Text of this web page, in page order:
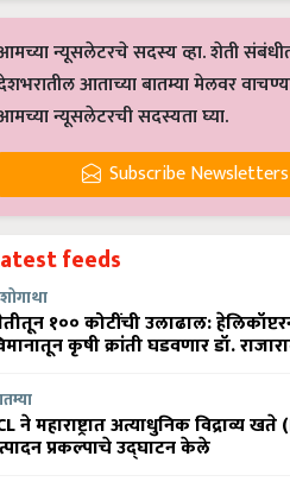
न्यूसलेटरचे सदस्य व्हा. शेती
आताच्या बातम्या मेलवर
न्यूसलेटरची सदस्यता घ्या.
Subscribe Newsletters
feeds
१०० कोटींची उलाढाल:
कृषी क्रांती घडवणार डॉ.
ने महाराष्ट्रात अत्याधुनिक विद्राव्य खते
प्रकल्पाचे उद्घाटन केले